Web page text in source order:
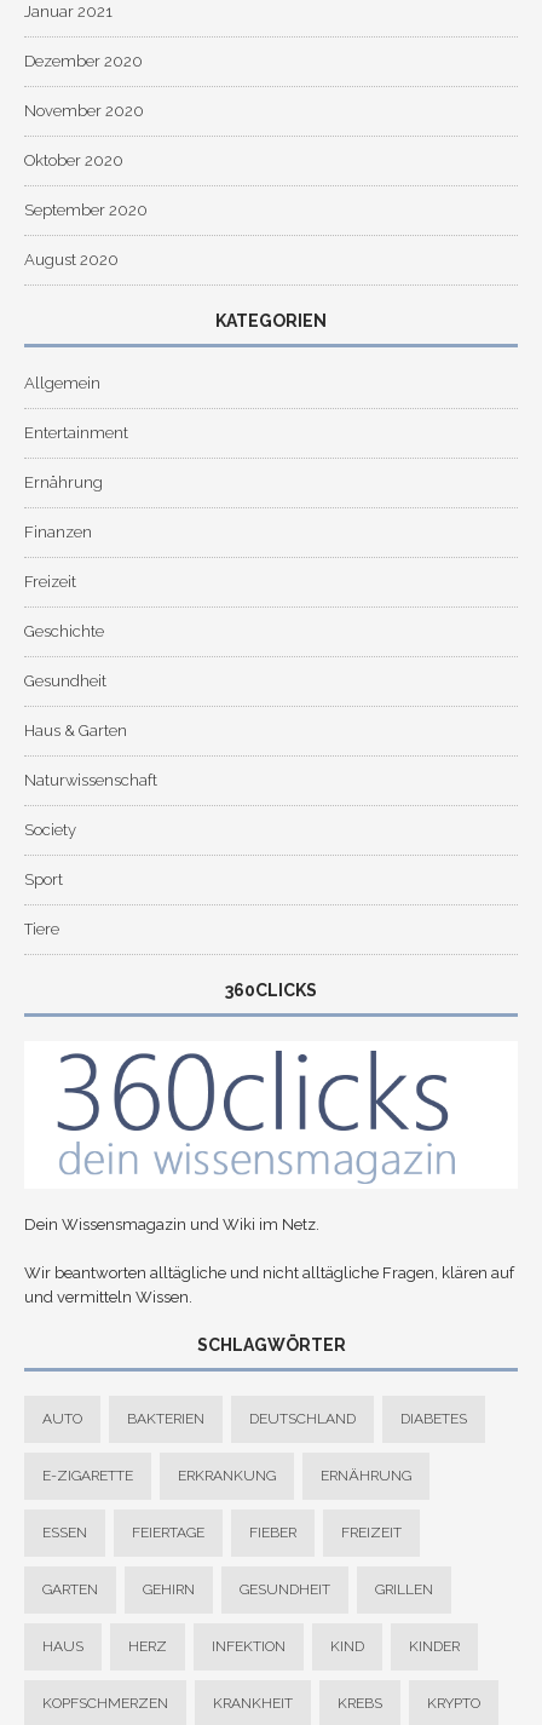
Januar 2021
Dezember 2020
November 2020
Oktober 2020
September 2020
August 2020
KATEGORIEN
Allgemein
Entertainment
Ernährung
Finanzen
Freizeit
Geschichte
Gesundheit
Haus & Garten
Naturwissenschaft
Society
Sport
Tiere
360CLICKS
Dein Wissensmagazin und Wiki im Netz.
Wir beantworten alltägliche und nicht alltägliche Fragen, klären auf
und vermitteln Wissen.
SCHLAGWÖRTER
AUTO BAKTERIEN DEUTSCHLAND DIABETES
E-ZIGARETTE ERKRANKUNG ERNÄHRUNG
ESSEN FEIERTAGE FIEBER FREIZEIT
GARTEN GEHIRN GESUNDHEIT GRILLEN
HAUS HERZ INFEKTION KIND KINDER
KOPFSCHMERZEN KRANKHEIT KREBS KRYPTO